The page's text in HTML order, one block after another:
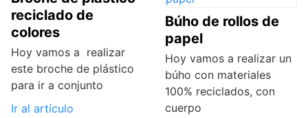
reciclado de
colores
Hoy vamos a realizar
este broche de plástico
para ir a conjunto
Ir al artículo
Búho de rollos de
papel
Hoy vamos a realizar un
búho con materiales
100% reciclados, con
cuerpo